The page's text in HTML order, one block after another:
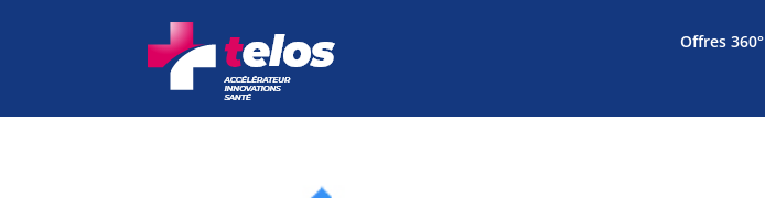
Offres 360°